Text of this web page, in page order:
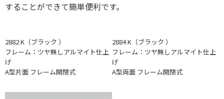
することができて簡単便利です。
2882 K（ブラック ）
フレーム：ツヤ無しアルマイト仕上
げ
A型片面 フレーム開閉式
2884 K（ブラック ）
フレーム：ツヤ無しアルマイト仕上
げ
A型両面 フレーム開閉式